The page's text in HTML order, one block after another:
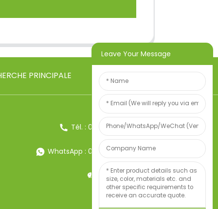
PRINCIPALE
Tél. : 0086-13857957906
WhatsApp : 0086-13857957906
Poids:34247497
Leave Your Message